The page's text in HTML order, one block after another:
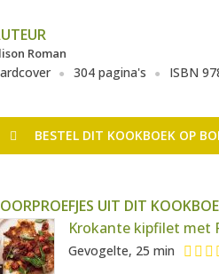
Roman
304 pagina's ISBN
BESTEL DIT KOOKBOEK OP
UIT DIT
Krokante kipfilet met
Gevogelte, 25 min